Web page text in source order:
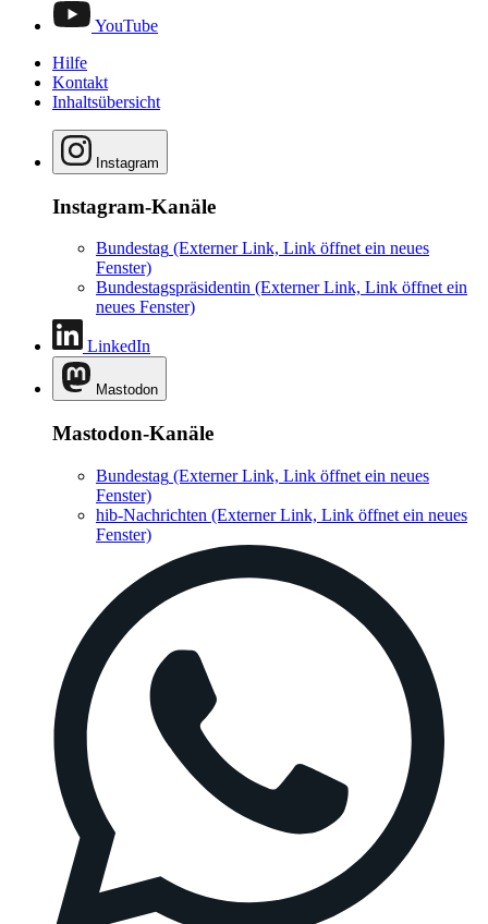
YouTube
Hilfe
Kontakt
Inhaltsübersicht
Instagram
Instagram-Kanäle
Bundestag (Externer Link, Link öffnet ein neues
Fenster)
Bundestagspräsidentin (Externer Link, Link öffnet ein
neues Fenster)
LinkedIn
Mastodon
Mastodon-Kanäle
Bundestag (Externer Link, Link öffnet ein neues
Fenster)
hib-Nachrichten (Externer Link, Link öffnet ein neues
Fenster)